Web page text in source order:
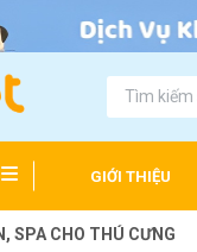
GIỚI THIỆU
SPA CHO THÚ CƯNG